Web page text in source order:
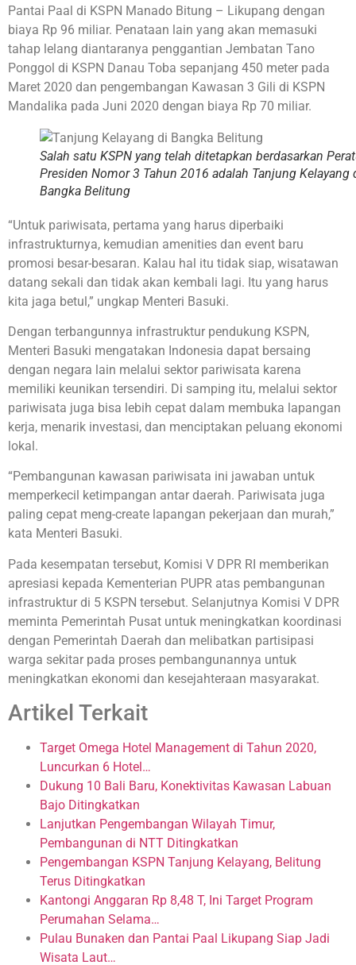
Pantai Paal di KSPN Manado Bitung – Likupang dengan
biaya Rp 96 miliar. Penataan lain yang akan memasuki
tahap lelang diantaranya penggantian Jembatan Tano
Ponggol di KSPN Danau Toba sepanjang 450 meter pada
Maret 2020 dan pengembangan Kawasan 3 Gili di KSPN
Mandalika pada Juni 2020 dengan biaya Rp 70 miliar.
Salah satu KSPN yang telah ditetapkan berdasarkan
Presiden Nomor 3 Tahun 2016 adalah Tanjung Kelayang
Bangka Belitung
“Untuk pariwisata, pertama yang harus diperbaiki
infrastrukturnya, kemudian amenities dan event baru
promosi besar-besaran. Kalau hal itu tidak siap, wisatawan
datang sekali dan tidak akan kembali lagi. Itu yang harus
kita jaga betul,” ungkap Menteri Basuki.
Dengan terbangunnya infrastruktur pendukung KSPN,
Menteri Basuki mengatakan Indonesia dapat bersaing
dengan negara lain melalui sektor pariwisata karena
memiliki keunikan tersendiri. Di samping itu, melalui sektor
pariwisata juga bisa lebih cepat dalam membuka lapangan
kerja, menarik investasi, dan menciptakan peluang ekonomi
lokal.
“Pembangunan kawasan pariwisata ini jawaban untuk
memperkecil ketimpangan antar daerah. Pariwisata juga
paling cepat meng-create lapangan pekerjaan dan murah,”
kata Menteri Basuki.
Pada kesempatan tersebut, Komisi V DPR RI memberikan
apresiasi kepada Kementerian PUPR atas pembangunan
infrastruktur di 5 KSPN tersebut. Selanjutnya Komisi V DPR
meminta Pemerintah Pusat untuk meningkatkan koordinasi
dengan Pemerintah Daerah dan melibatkan partisipasi
warga sekitar pada proses pembangunannya untuk
meningkatkan ekonomi dan kesejahteraan masyarakat.
Artikel Terkait
Target Omega Hotel Management di Tahun 2020,
Luncurkan 6 Hotel…
Dukung 10 Bali Baru, Konektivitas Kawasan Labuan
Bajo Ditingkatkan
Lanjutkan Pengembangan Wilayah Timur,
Pembangunan di NTT Ditingkatkan
Pengembangan KSPN Tanjung Kelayang, Belitung
Terus Ditingkatkan
Kantongi Anggaran Rp 8,48 T, Ini Target Program
Perumahan Selama…
Pulau Bunaken dan Pantai Paal Likupang Siap Jadi
Wisata Laut…